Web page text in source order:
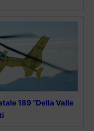
189 “Della Valle